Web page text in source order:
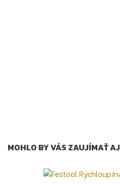
MOHLO BY VÁS ZAUJÍMAŤ AJ